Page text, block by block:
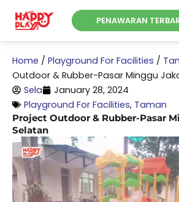
PENAWARAN
Home / Playground For Facilities /
Outdoor & Rubber-Pasar Minggu
Sela
January 28, 2024
Playground For Facilities, Taman
Project Outdoor & Rubber-Pasar
Selatan